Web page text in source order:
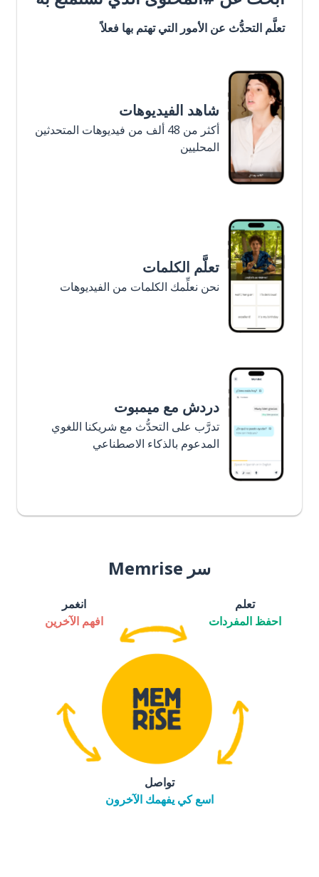
تعلَّم التحدُّث عن الأمور التي تهتم بها فعلاً
شاهد الفيديوهات
أكثر من 48 ألف من فيديوهات المتحدثين
المحليين
تعلَّم الكلمات
نحن نعلِّمك الكلمات من الفيديوهات
دردش مع ميمبوت
تدرَّب على التحدُّث مع شريكنا اللغوي
المدعوم بالذكاء الاصطناعي
سر Memrise
تعلم
احفظ المفردات
انغمر
افهم الآخرين
تواصل
اسع كي يفهمك الآخرون